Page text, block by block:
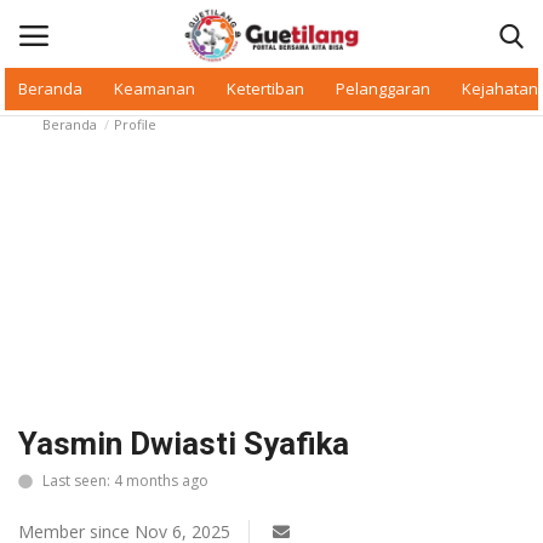
Beranda Keamanan Ketertiban Pelanggaran Kejahatan
Pelanggaran
Ketertiban
Beranda Profile
Yasmin Dwiasti Syafika
Last seen: 4 months ago
Member since Nov 6, 2025